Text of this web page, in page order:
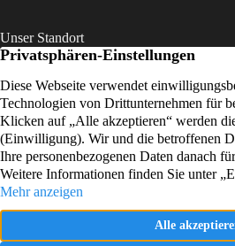
Unser Standort
König-Karl-Str. 19
70372 Stuttgart
Kontakt
0711 505 20 669